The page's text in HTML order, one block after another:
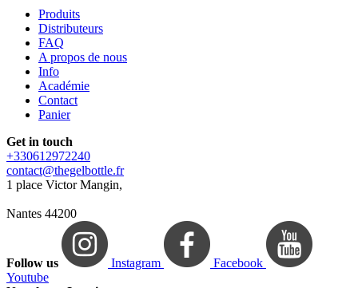
Produits
Distributeurs
FAQ
A propos de nous
Info
Académie
Contact
Panier
Get in touch
+330612972240
contact@thegelbottle.fr
1 place Victor Mangin,
Nantes 44200
Follow us Instagram
Facebook
Youtube